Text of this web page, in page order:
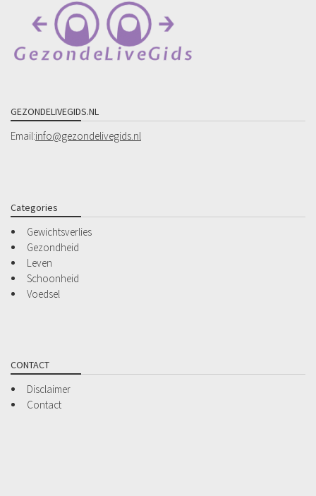
GEZONDELIVEGIDS.NL
Email:info@gezondelivegids.nl
Categories
Gewichtsverlies
Gezondheid
Leven
Schoonheid
Voedsel
CONTACT
Disclaimer
Contact